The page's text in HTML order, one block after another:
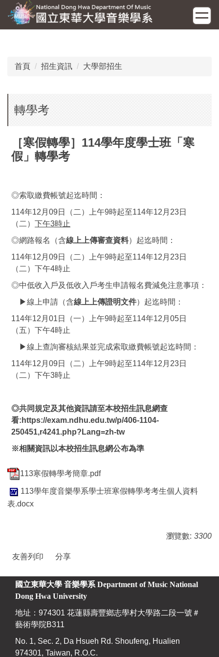
到
主
首頁 招生資訊 大學部招生
轉學考
［寒假轉學］114學年度學士班「寒
假」轉學考
◎索取繳費帳號起迄時間：
114年12月09日（二）上午9時起至114年12月23日
（二） 下午3時止
◎網路報名（含線上上傳審查資料）起迄時間：
114年12月09日（二）上午9時起至114年12月23日
（二）下午4時止
◎中低收入戶及低收入戶考生申請報名費減免注意事項：
▶線上申請（含線上上傳證明文件）起迄時間：
114年12月01日（一）上午9時起至114年12月05日
（五）下午4時止
▶線上查詢審核結果並完成索取繳費帳號起迄時間：
114年12月09日（二）上午9時起至114年12月23日
（二）下午3時止
◎共同規定及其他資訊請至本校招生訊息網查
看: https://exam.ndhu.edu.tw/p/406-1104-
250451,r4241.php?Lang=zh-tw
※相關資訊以本校招生訊息網公布為準
113寒假轉學考簡章.pdf
113學年度音樂學系學士班寒假轉學考考生個人資料
表.docx
瀏覽數: 3300
友善列印 分享
國立東華大學 音樂學系 Department of Music National
Dong Hwa University
地址：974301 花蓮縣壽豐鄉志學村大學路二段一號＃
藝術學院B311
No. 1, Sec. 2, Da Hsueh Rd. Shoufeng, Hualien
974301, Taiwan, R.O.C.